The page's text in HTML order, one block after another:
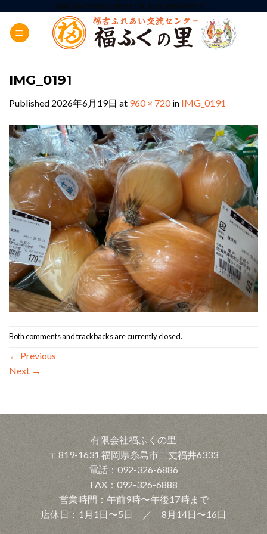
content
ADD ANYTHING HERE OR JUST REMOVE IT...
IMG_0191
Published 2026年6月19日 at 960 × 720in IMG_0191
Both comments and trackbacks are currently closed.
← Previous
Next →
有限会社福ふくの里
〒819-1631 福岡県糸島市二丈福井6333
電話：092-326-6886
FAX：092-326-6888
営業時間：午前9時〜午後17時まで
店休日：1月1日〜5日 ／ 8月14日〜16日